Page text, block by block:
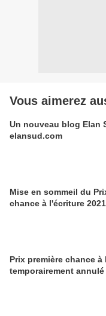
Vous aimerez
Un nouveau blog Elan
elansud.com
Mise en sommeil du
chance à l'écriture 2021
Prix première chance à
temporairement annulé